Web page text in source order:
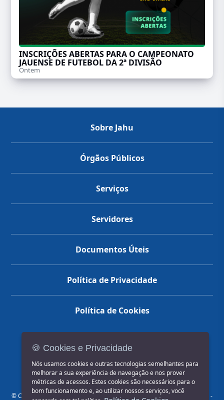
INSCRIÇÕES ABERTAS PARA O CAMPEONATO
JAUENSE DE FUTEBOL DA 2ª DIVISÃO
Ontem
Sobre Jahu
Órgãos Públicos
Serviços
Servidores
Documentos Úteis
Política de Privacidade
Política de Cookies
© COPYRIGHT 2026, Prefeitura Municipal de Jahu | Rua Paissandu, 444 -
🍪 Cookies e Privacidade
Nós usamos cookies e outras tecnologias semelhantes para
melhorar a sua experiência de navegação e nos prover
métricas de acessos. Estes cookies são necessários para o
bom funcionamento e, ao utilizar nossos serviços, você